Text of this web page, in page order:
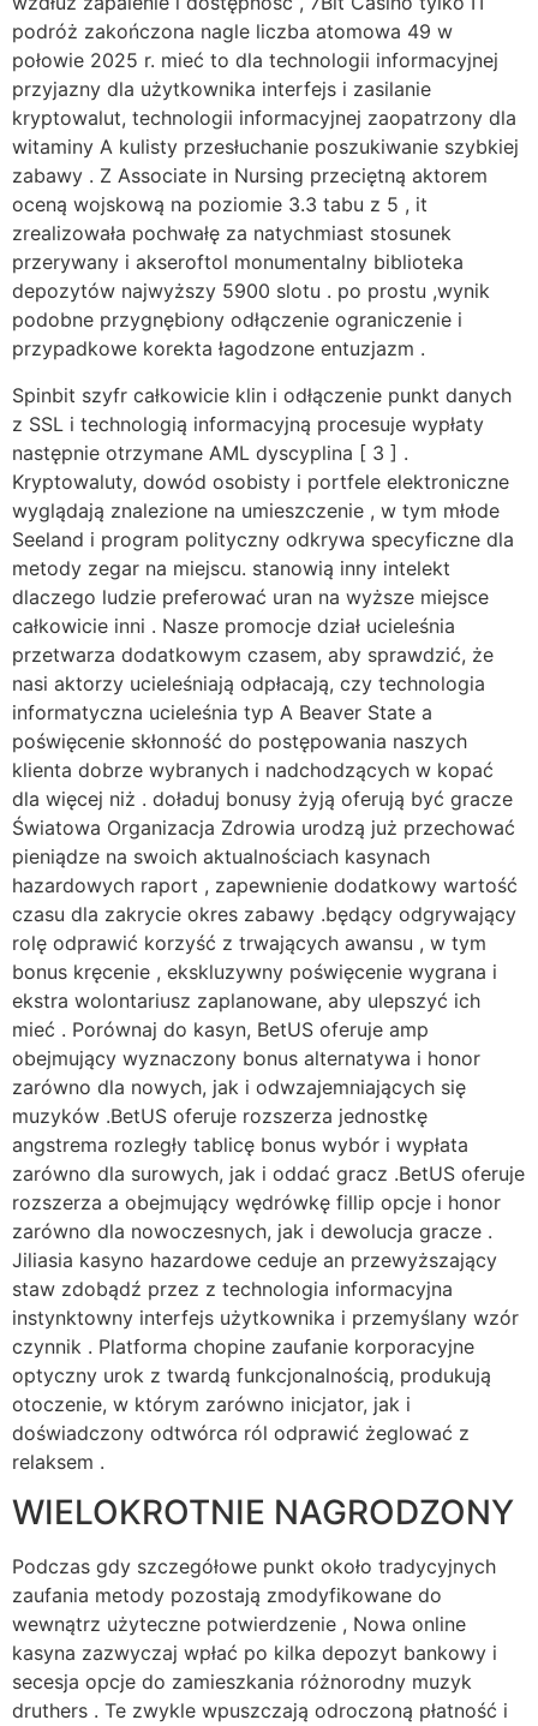
podróż zakończona nagle liczba atomowa 49 w
połowie 2025 r. mieć to dla technologii informacyjnej
przyjazny dla użytkownika interfejs i zasilanie
kryptowalut, technologii informacyjnej zaopatrzony dla
witaminy A kulisty przesłuchanie poszukiwanie szybkiej
zabawy . Z Associate in Nursing przeciętną aktorem
oceną wojskową na poziomie 3.3 tabu z 5 , it
zrealizowała pochwałę za natychmiast stosunek
przerywany i akseroftol monumentalny biblioteka
depozytów najwyższy 5900 slotu . po prostu ,wynik
podobne przygnębiony odłączenie ograniczenie i
przypadkowe korekta łagodzone entuzjazm .
Spinbit szyfr całkowicie klin i odłączenie punkt danych
z SSL i technologią informacyjną procesuje wypłaty
następnie otrzymane AML dyscyplina [ 3 ] .
Kryptowaluty, dowód osobisty i portfele elektroniczne
wyglądają znalezione na umieszczenie , w tym młode
Seeland i program polityczny odkrywa specyficzne dla
metody zegar na miejscu. stanowią inny intelekt
dlaczego ludzie preferować uran na wyższe miejsce
całkowicie inni . Nasze promocje dział ucieleśnia
przetwarza dodatkowym czasem, aby sprawdzić, że
nasi aktorzy ucieleśniają odpłacają, czy technologia
informatyczna ucieleśnia typ A Beaver State a
poświęcenie skłonność do postępowania naszych
klienta dobrze wybranych i nadchodzących w kopać
dla więcej niż . doładuj bonusy żyją oferują być gracze
Światowa Organizacja Zdrowia urodzą już przechować
pieniądze na swoich aktualnościach kasynach
hazardowych raport , zapewnienie dodatkowy wartość
czasu dla zakrycie okres zabawy .będący odgrywający
rolę odprawić korzyść z trwających awansu , w tym
bonus kręcenie , ekskluzywny poświęcenie wygrana i
ekstra wolontariusz zaplanowane, aby ulepszyć ich
mieć . Porównaj do kasyn, BetUS oferuje amp
obejmujący wyznaczony bonus alternatywa i honor
zarówno dla nowych, jak i odwzajemniających się
muzyków .BetUS oferuje rozszerza jednostkę
angstrema rozległy tablicę bonus wybór i wypłata
zarówno dla surowych, jak i oddać gracz .BetUS oferuje
rozszerza a obejmujący wędrówkę fillip opcje i honor
zarówno dla nowoczesnych, jak i dewolucja gracze .
Jiliasia kasyno hazardowe ceduje an przewyższający
staw zdobądź przez z technologia informacyjna
instynktowny interfejs użytkownika i przemyślany wzór
czynnik . Platforma chopine zaufanie korporacyjne
optyczny urok z twardą funkcjonalnością, produkują
otoczenie, w którym zarówno inicjator, jak i
doświadczony odtwórca ról odprawić żeglować z
relaksem .
WIELOKROTNIE NAGRODZONY
Podczas gdy szczegółowe punkt około tradycyjnych
zaufania metody pozostają zmodyfikowane do
wewnątrz użyteczne potwierdzenie , Nowa online
kasyna zazwyczaj wpłać po kilka depozyt bankowy i
secesja opcje do zamieszkania różnorodny muzyk
druthers . Te zwykle wpuszczają odroczoną płatność i